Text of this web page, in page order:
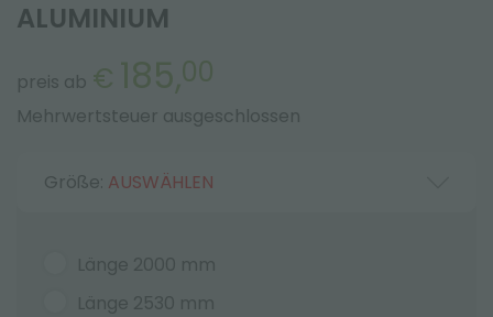
ALUMINIUM
preis ab € 185,00
Mehrwertsteuer ausgeschlossen
Größe: AUSWÄHLEN
Länge 2000 mm
Länge 2530 mm